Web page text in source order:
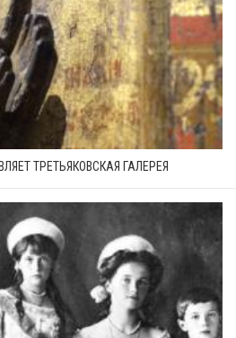
ТРЕТЬЯКОВСКАЯ ГАЛЕРЕЯ